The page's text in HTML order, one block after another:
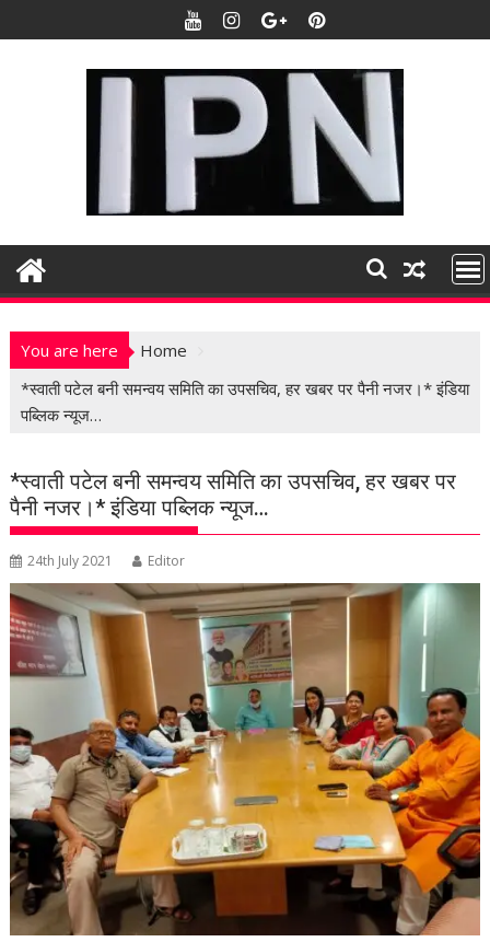
k
t
n
You are here
Home
*स्वाती पटेल बनी समन्वय समिति का उपसचिव, हर खबर पर पैनी नजर।* इंडिया
पब्लिक न्यूज…
*स्वाती पटेल बनी समन्वय समिति का उपसचिव, हर खबर पर
पैनी नजर।* इंडिया पब्लिक न्यूज…
24th July 2021 Editor